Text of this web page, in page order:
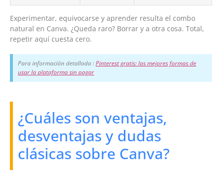
Experimentar, equivocarse y aprender resulta el combo
natural en Canva. ¿Queda raro? Borrar y a otra cosa. Total,
repetir aquí cuesta cero.
Para información detallada :Pinterest gratis: las mejores formas de
usar la plataforma sin pagar
¿Cuáles son ventajas,
desventajas y dudas
clásicas sobre Canva?